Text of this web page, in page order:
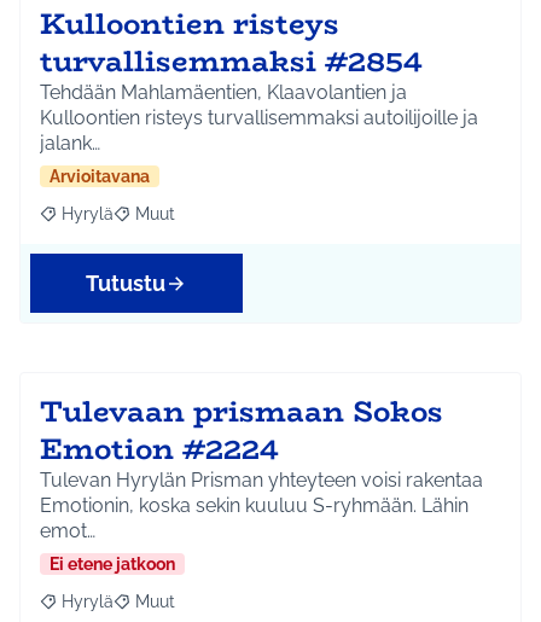
Kulloontien risteys
turvallisemmaksi #2854
Tehdään Mahlamäentien, Klaavolantien ja
Kulloontien risteys turvallisemmaksi autoilijoille ja
jalank…
Arvioitavana
Rajaa tulokset aihepiirin mukaan: Hyrylä
Hyrylä Rajaa tulokset teeman mukaan: Muut
Muut
Tutustu
Tulevaan prismaan Sokos
Emotion #2224
Tulevan Hyrylän Prisman yhteyteen voisi rakentaa
Emotionin, koska sekin kuuluu S-ryhmään. Lähin
emot…
Ei etene jatkoon
Rajaa tulokset aihepiirin mukaan: Hyrylä
Hyrylä Rajaa tulokset teeman mukaan: Muut
Muut